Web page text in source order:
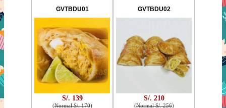
GVTBDU01
S/. 139
(Normal S/. 170)
GVTBDU02
S/. 210
(Normal S/. 256)